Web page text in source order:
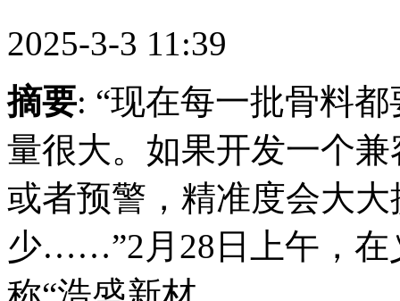
2025-3-3 11:39
摘要: “现在每一批骨料
量很大。如果开发一个
或者预警，精准度会大
少……”2月28日上午，在